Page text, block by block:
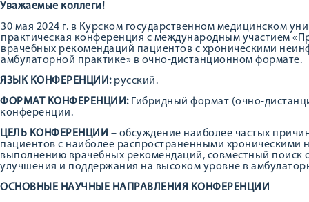
Уважаемые коллеги!
30 мая 2024 г. в Курском государственном медицинском
практическая конференция с международным участием
врачебных рекомендаций пациентов с хроническими
амбулаторной практике» в очно-дистанционном формате.
ЯЗЫК КОНФЕРЕНЦИИ:русский.
ФОРМАТ КОНФЕРЕНЦИИ:Гибридный формат (очно-
конференции.
ЦЕЛЬ КОНФЕРЕНЦИИ – обсуждение наиболее частых
пациентов с наиболее распространенными
выполнению врачебных рекомендаций, совместный поиск
улучшения и поддержания на высоком уровне в
ОСНОВНЫЕ НАУЧНЫЕ НАПРАВЛЕНИЯ КОНФЕРЕНЦИИ